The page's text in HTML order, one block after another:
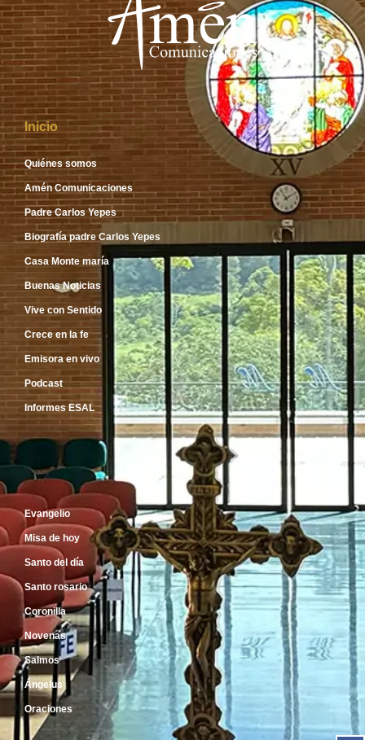
Inicio
Quiénes somos
Amén Comunicaciones
Padre Carlos Yepes
Biografía padre Carlos Yepes
Casa Monte maría
Buenas Noticias
Vive con Sentido
Crece en la fe
Emisora en vivo
Podcast
Informes ESAL
Inicio
Evangelio
Misa de hoy
Santo del día
Santo rosario
Coronilla
Novenas
Salmos
Ángelus
Oraciones